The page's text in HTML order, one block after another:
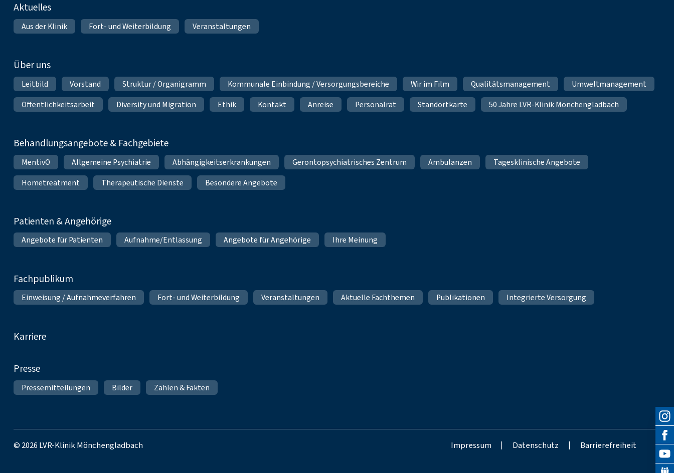
Fußnavigation
Aktuelles
Aus der Klinik Fort- und Weiterbildung Veranstaltungen
Über uns
Leitbild Vorstand Struktur / Organigramm Kommunale Einbindung / Versorgungsbereiche Wir im Film Qualitätsmanagement
Umweltmanagement
Öffentlichkeitsarbeit
Diversity und Migration Ethik Kontakt Anreise Personalrat Standortkarte 50 Jahre LVR-Klinik Mönchengladbach
Behandlungsangebote & Fachgebiete
MentivO Allgemeine Psychiatrie Abhängigkeitserkrankungen Gerontopsychiatrisches Zentrum Ambulanzen
Tagesklinische Angebote
Hometreatment
Therapeutische Dienste Besondere Angebote
Patienten & Angehörige
Angebote für Patienten Aufnahme/Entlassung Angebote für Angehörige Ihre Meinung
Fachpublikum
Einweisung / Aufnahmeverfahren Fort- und Weiterbildung Veranstaltungen Aktuelle Fachthemen Publikationen Integrierte Versorgung
Karriere
Presse
Pressemitteilungen Bilder Zahlen & Fakten
© 2026 LVR-Klinik Mönchengladbach Impressum | Datenschutz | Barrierefreiheit